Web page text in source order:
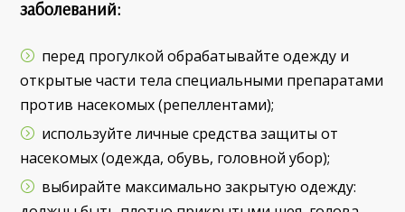
заболеваний:
перед прогулкой обрабатывайте одежду и
открытые части тела специальными препаратами
против насекомых (репеллентами);
используйте личные средства защиты от
насекомых (одежда, обувь, головной убор);
выбирайте максимально закрытую одежду: